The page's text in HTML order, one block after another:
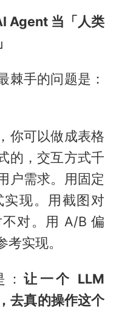
Agent 当「人类
棘手的问题是：
你可以做成表格
的，交互方式千
户需求。用固定
现。用截图对
对。用 A/B 偏
实现。
：让一个 LLM
去真的操作这个